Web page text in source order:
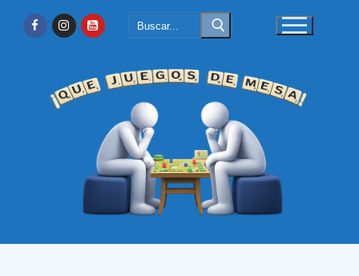
Buscar: